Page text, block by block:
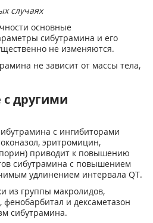
случаях
основные
сибутрамина и его
не изменяются.
не зависит от массы тела,
другими
с ингибиторами
эритромицин,
приводит к повышению
сибутрамина с повышением
удлинением интервала QT.
из группы макролидов,
и дексаметазон
сибутрамина.